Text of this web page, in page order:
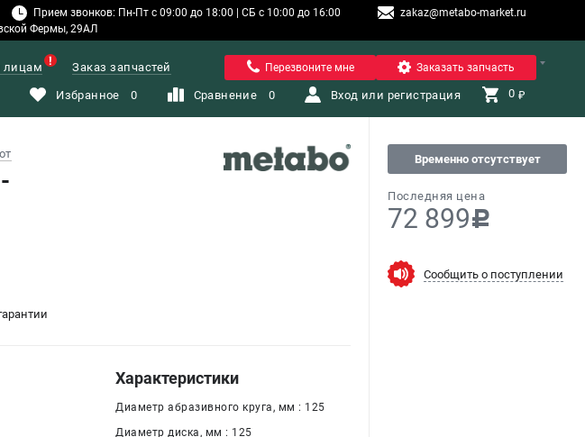
Прием звонков: Пн-Пт с 09:00 до 18:00 | СБ с 10:00 до 16:00
zakaz@metabo-market.ru
Фермы, 29АЛ
Санкт-Петербург
лицам Заказ запчастей Перезвоните мне Заказать запчасть
Избранное 0 Сравнение 0 Вход или регистрация 0 ₽
Временно отсутствует
Последняя цена
72 899c
Сообщить о поступлении
Характеристики
Диаметр абразивного круга, мм : 125
Диаметр диска, мм : 125